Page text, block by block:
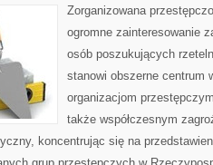
Zorganizowana
ogromne zainteresowanie
osób poszukujących
stanowi obszerne centrum
organizacjom
także współczesnym
koncentrując się na